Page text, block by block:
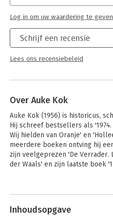
Hoofdrubriek: Sport,
Schrijf een recensie
Lees ons recensiebeleid
Log in om uw waardering te geven
Over Auke Kok
Auke Kok (1956) is historicus,
Hij schreef bestsellers als
Wij hielden van Oranje' en
meerdere boeken ontving hij
zijn veelgeprezen 'De Verrader.
der Waals' en zijn laatste boek
Dat hij
tijdgeest, de samenleving, de
Inhoudsopgave